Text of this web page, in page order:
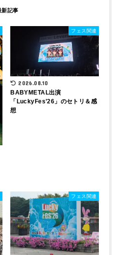
フェス関連
2026.08.10
BABYMETAL出演
「LuckyFes’26」のセトリ＆感
想
フェス関連